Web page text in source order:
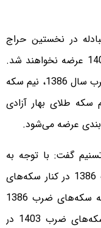
در نخستین حراج
هفته اینده (شنبه 17 اذرماه) سکه های 1403 عرضه نخواهند شد.
روز شنبه 17 آذر‌ماه، ربع سکه بهار آزادی ضرب سال 1386، نیم سکه
ضرب سال 1386 و تمام سکه طلای بهار آزادی
گفت: با توجه به
تقاضای مردم جهت عرضه سکه‌های ضرب 1386 در کنار سکه‌های
ضرب 1403؛ در حراج روز شنبه مرکز مبادله سکه‌های ضرب 1386
عرضه خواهد شد و هفته آینده دوباره سکه‌های ضرب 1403 در